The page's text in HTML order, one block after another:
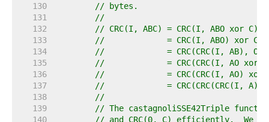
   130
// bytes.
   131
//
   132
// CRC(I, ABC) = CRC(I, ABO xor C)
   133
//             = CRC(I, ABO) xor
   134
//             = CRC(CRC(I, AB), O)
   135
//             = CRC(CRC(I, AO xor
   136
//             = CRC(CRC(I, AO) xor
   137
//             = CRC(CRC(CRC(I, A),
   138
//
   139
// The castagnoliSSE42Triple
   140
// and CRC(0, C) efficiently.  We